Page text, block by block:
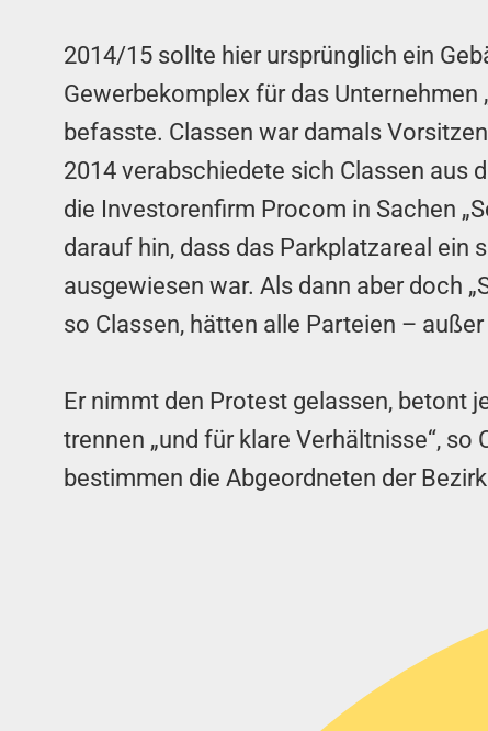
2014/15 sollte hier ursprünglich ein
Gewerbekomplex für das
befasste. Classen war damals
2014 verabschiedete sich Classen aus
die Investorenfirm Procom in Sachen
darauf hin, dass das Parkplatzareal
ausgewiesen war. Als dann aber doch
so Classen, hätten alle Parteien –
Er nimmt den Protest gelassen, betont
trennen „und für klare Verhältnisse“,
bestimmen die Abgeordneten der